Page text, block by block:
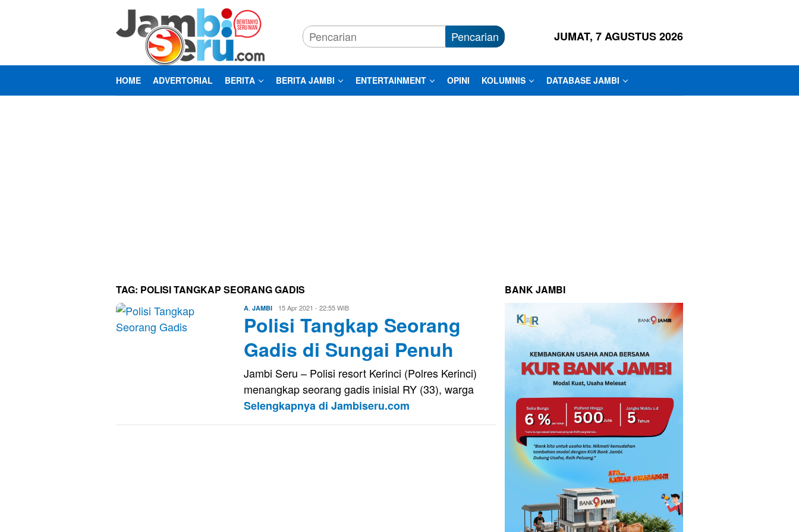
Pencarian JUMAT, 7 AGUSTUS 2026
HOME ADVERTORIAL BERITA BERITA JAMBI ENTERTAINMENT OPINI KOLUMNIS DATABASE JAMBI
TAG: POLISI TANGKAP SEORANG GADIS
A JAMBI Eri
Saputra
15 Apr 2021 - 22:55 WIB
Polisi Tangkap Seorang
Gadis di Sungai Penuh
Jambi Seru – Polisi resort Kerinci (Polres Kerinci)
menangkap seorang gadis inisial RY (33), warga
Selengkapnya di Jambiseru.com
BANK JAMBI